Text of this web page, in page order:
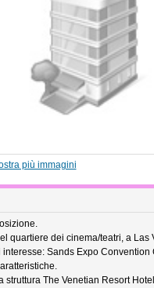
più immagini
quartiere dei cinema/teatri, a
interesse: Sands Expo Convention
struttura The Venetian Resort